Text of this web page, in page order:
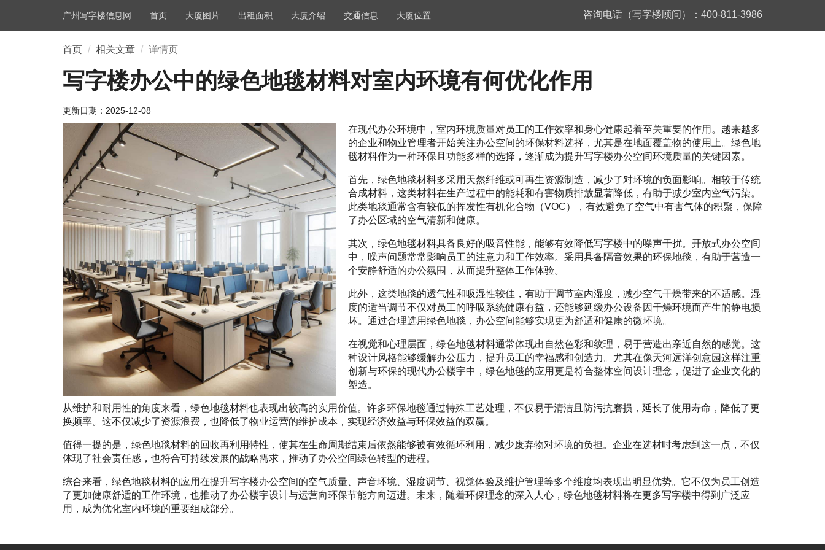
广州写字楼信息网 首页 大厦图片 出租面积 大厦介绍 交通信息 大厦位置 咨询电话（写字楼顾问）：400-811-3986
首页 相关文章 详情页
写字楼办公中的绿色地毯材料对室内环境有何优化作用
更新日期： 2025-12-08
在现代办公环境中，室内环境质量对员工的工作效率和身心健康起着至关重要的作用。越来越多
的企业和物业管理者开始关注办公空间的环保材料选择，尤其是在地面覆盖物的使用上。绿色地
毯材料作为一种环保且功能多样的选择，逐渐成为提升写字楼办公空间环境质量的关键因素。
首先，绿色地毯材料多采用天然纤维或可再生资源制造，减少了对环境的负面影响。相较于传统
合成材料，这类材料在生产过程中的能耗和有害物质排放显著降低，有助于减少室内空气污染。
此类地毯通常含有较低的挥发性有机化合物（VOC），有效避免了空气中有害气体的积聚，保障
了办公区域的空气清新和健康。
其次，绿色地毯材料具备良好的吸音性能，能够有效降低写字楼中的噪声干扰。开放式办公空间
中，噪声问题常常影响员工的注意力和工作效率。采用具备隔音效果的环保地毯，有助于营造一
个安静舒适的办公氛围，从而提升整体工作体验。
此外，这类地毯的透气性和吸湿性较佳，有助于调节室内湿度，减少空气干燥带来的不适感。湿
度的适当调节不仅对员工的呼吸系统健康有益，还能够延缓办公设备因干燥环境而产生的静电损
坏。通过合理选用绿色地毯，办公空间能够实现更为舒适和健康的微环境。
在视觉和心理层面，绿色地毯材料通常体现出自然色彩和纹理，易于营造出亲近自然的感觉。这
种设计风格能够缓解办公压力，提升员工的幸福感和创造力。尤其在像天河远洋创意园这样注重
创新与环保的现代办公楼宇中，绿色地毯的应用更是符合整体空间设计理念，促进了企业文化的
塑造。
从维护和耐用性的角度来看，绿色地毯材料也表现出较高的实用价值。许多环保地毯通过特殊工艺处理，不仅易于清洁且防污抗磨损，延长了使用寿命，降低了更
换频率。这不仅减少了资源浪费，也降低了物业运营的维护成本，实现经济效益与环保效益的双赢。
值得一提的是，绿色地毯材料的回收再利用特性，使其在生命周期结束后依然能够被有效循环利用，减少废弃物对环境的负担。企业在选材时考虑到这一点，不仅
体现了社会责任感，也符合可持续发展的战略需求，推动了办公空间绿色转型的进程。
综合来看，绿色地毯材料的应用在提升写字楼办公空间的空气质量、声音环境、湿度调节、视觉体验及维护管理等多个维度均表现出明显优势。它不仅为员工创造
了更加健康舒适的工作环境，也推动了办公楼宇设计与运营向环保节能方向迈进。未来，随着环保理念的深入人心，绿色地毯材料将在更多写字楼中得到广泛应
用，成为优化室内环境的重要组成部分。